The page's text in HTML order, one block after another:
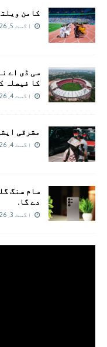
کامن
اگست 5, 2026
سی ڈی اے
کا فیصلہ
اگست 4, 2026
مشرقی
اگست 4, 2026
دے گا.
اگست 3, 2026